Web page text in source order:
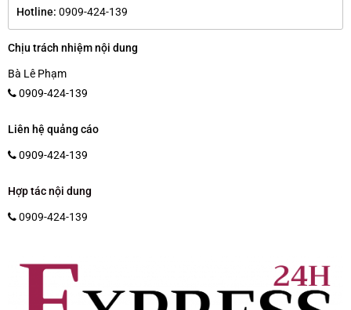
Hotline: 0909-424-139
Chịu trách nhiệm nội dung
Bà Lê Phạm
0909-424-139
Liên hệ quảng cáo
0909-424-139
Hợp tác nội dung
0909-424-139